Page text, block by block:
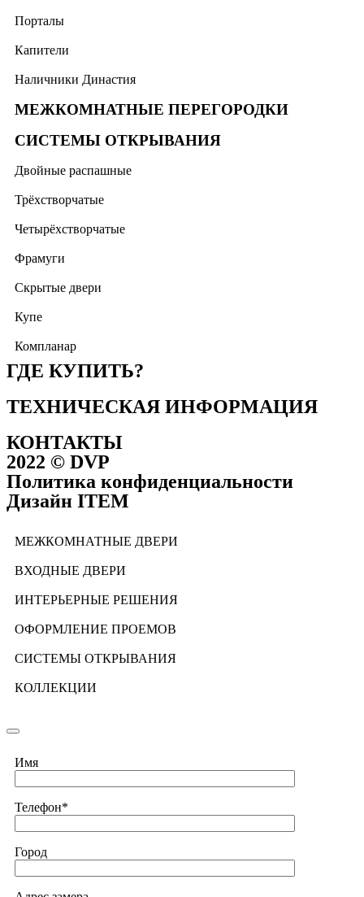
Порталы
Капители
Наличники Династия
МЕЖКОМНАТНЫЕ ПЕРЕГОРОДКИ
СИСТЕМЫ ОТКРЫВАНИЯ
Двойные распашные
Трёхстворчатые
Четырёхстворчатые
Фрамуги
Скрытые двери
Купе
Компланар
ГДЕ КУПИТЬ?
ТЕХНИЧЕСКАЯ ИНФОРМАЦИЯ
КОНТАКТЫ
2022 © DVP
Политика конфиденциальности
Дизайн ITEM
МЕЖКОМНАТНЫЕ ДВЕРИ
ВХОДНЫЕ ДВЕРИ
ИНТЕРЬЕРНЫЕ РЕШЕНИЯ
ОФОРМЛЕНИЕ ПРОЕМОВ
СИСТЕМЫ ОТКРЫВАНИЯ
КОЛЛЕКЦИИ
Имя
Телефон*
Город